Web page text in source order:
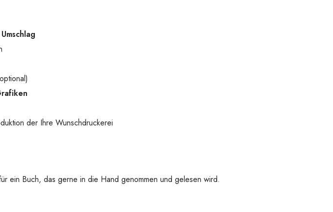
Umschlag
der Ihre Wunschdruckerei
ein Buch, das gerne in die Hand genommen und gelesen wird.